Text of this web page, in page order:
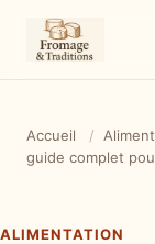
Accueil /
guide complet
ALIMENTATION